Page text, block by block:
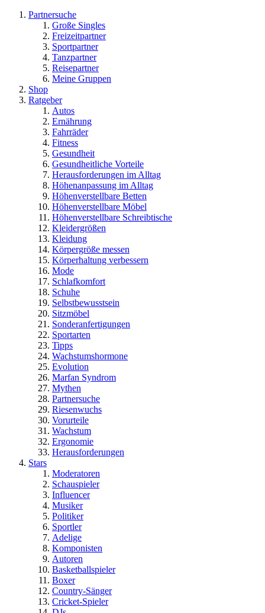
Partnersuche
Große Singles
Freizeitpartner
Sportpartner
Tanzpartner
Reisepartner
Meine Gruppen
Shop
Ratgeber
Autos
Ernährung
Fahrräder
Fitness
Gesundheit
Gesundheitliche Vorteile
Herausforderungen im Alltag
Höhenanpassung im Alltag
Höhenverstellbare Betten
Höhenverstellbare Möbel
Höhenverstellbare Schreibtische
Kleidergrößen
Kleidung
Körpergröße messen
Körperhaltung verbessern
Mode
Schlafkomfort
Schuhe
Selbstbewusstsein
Sitzmöbel
Sonderanfertigungen
Sportarten
Tipps
Wachstumshormone
Evolution
Marfan Syndrom
Mythen
Partnersuche
Riesenwuchs
Vorurteile
Wachstum
Ergonomie
Herausforderungen
Stars
Moderatoren
Schauspieler
Influencer
Musiker
Politiker
Sportler
Adelige
Komponisten
Autoren
Basketballspieler
Boxer
Country-Sänger
Cricket-Spieler